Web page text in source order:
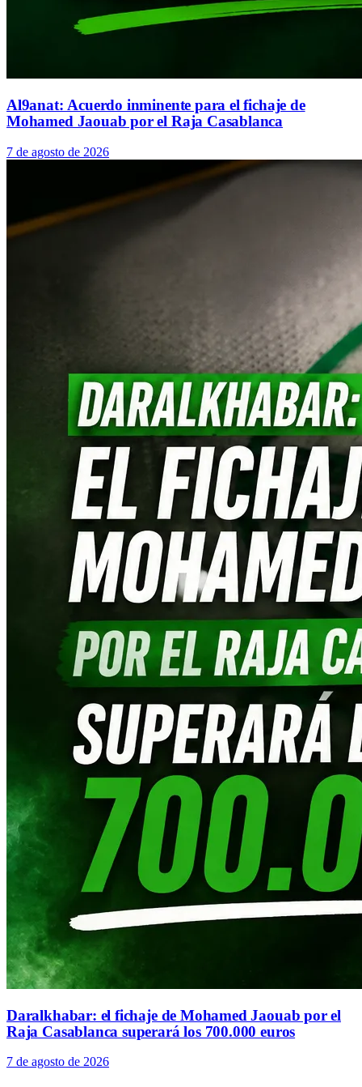
Al9anat: Acuerdo inminente para el fichaje de
Mohamed Jaouab por el Raja Casablanca
7 de agosto de 2026
Daralkhabar: el fichaje de Mohamed Jaouab por el
Raja Casablanca superará los 700.000 euros
7 de agosto de 2026